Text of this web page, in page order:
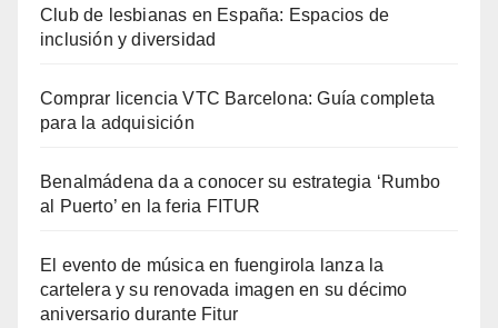
Club de lesbianas en España: Espacios de
inclusión y diversidad
Comprar licencia VTC Barcelona: Guía completa
para la adquisición
Benalmádena da a conocer su estrategia ‘Rumbo
al Puerto’ en la feria FITUR
El evento de música en fuengirola lanza la
cartelera y su renovada imagen en su décimo
aniversario durante Fitur